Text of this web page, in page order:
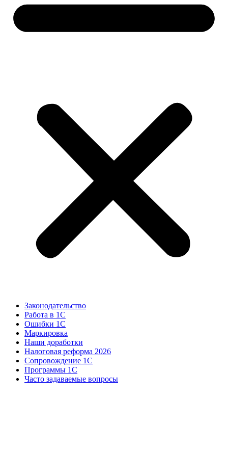
Законодательство
Работа в 1С
Ошибки 1С
Маркировка
Наши доработки
Налоговая реформа 2026
Сопровождение 1С
Программы 1С
Часто задаваемые вопросы